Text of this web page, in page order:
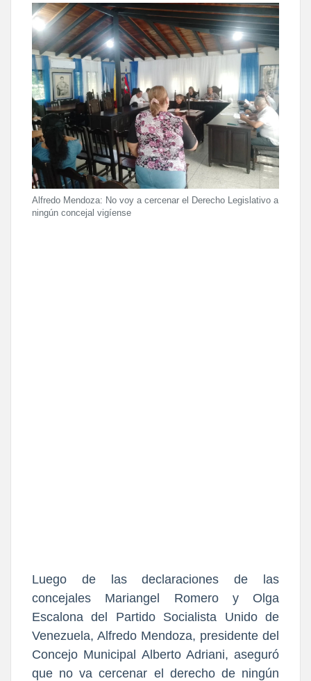
Alfredo Mendoza: No voy a cercenar el Derecho Legislativo a
ningún concejal vigíense
Luego de las declaraciones de las
concejales Mariangel Romero y Olga
Escalona del Partido Socialista Unido de
Venezuela, Alfredo Mendoza, presidente del
Concejo Municipal Alberto Adriani, aseguró
que no va cercenar el derecho de ningún